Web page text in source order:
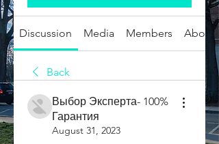
Discussion Media Members About
Back
Выбор Эксперта- 100%
Гарантия
August 31, 2023